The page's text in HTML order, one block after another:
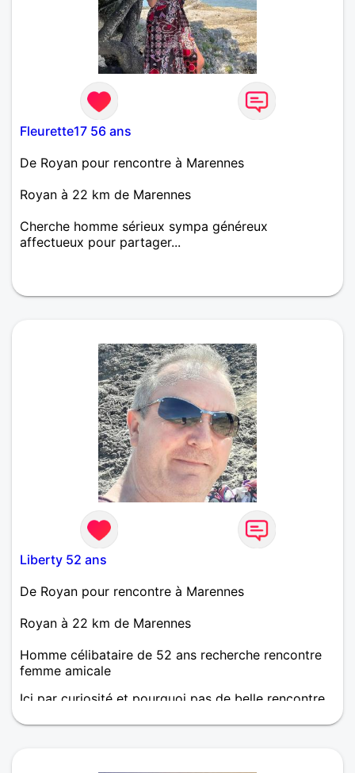
Fleurette17 56 ans
De Royan pour rencontre à Marennes
Royan à 22 km de Marennes
Cherche homme sérieux sympa généreux
affectueux pour partager...
Liberty 52 ans
De Royan pour rencontre à Marennes
Royan à 22 km de Marennes
Homme célibataire de 52 ans recherche rencontre
femme amicale
Ici par curiosité et pourquoi pas de belle rencontre
1er temps, le reste l'avenir nous dira. Au plaisir de